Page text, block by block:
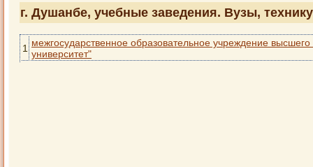
г. Душанбе, учебные заведения. Вузы,
1 межгосударственное образовательное учреждение
университет"